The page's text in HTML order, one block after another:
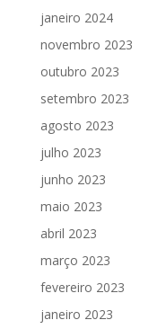
janeiro 2024
novembro 2023
outubro 2023
setembro 2023
agosto 2023
julho 2023
junho 2023
maio 2023
abril 2023
março 2023
fevereiro 2023
janeiro 2023